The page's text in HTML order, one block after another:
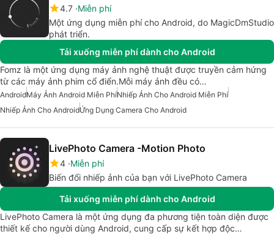
4.7 Miễn phí
Một ứng dụng miễn phí cho Android, do MagicDmStudio
phát triển.
Tải xuống miễn phí dành cho Android
Fomz là một ứng dụng máy ảnh nghệ thuật được truyền cảm hứng
từ các máy ảnh phim cổ điển.Mỗi máy ảnh đều có…
AndroidMáy Ảnh Android Miễn PhíNhiếp Ảnh Cho Android Miễn Phí
Nhiếp Ảnh Cho AndroidỨng Dụng Camera Cho Android
LivePhoto Camera -Motion Photo
4 Miễn phí
Biến đổi nhiếp ảnh của bạn với LivePhoto Camera
Tải xuống miễn phí dành cho Android
LivePhoto Camera là một ứng dụng đa phương tiện toàn diện được
thiết kế cho người dùng Android, cung cấp sự kết hợp độc…